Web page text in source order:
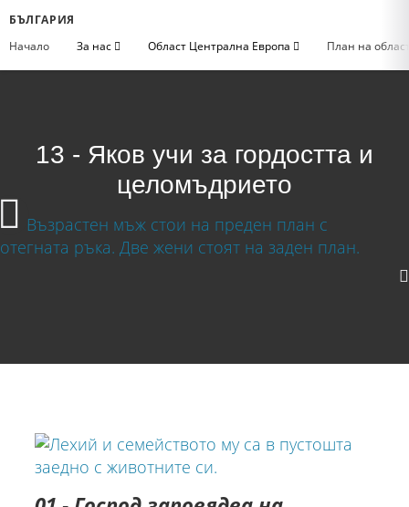
БЪЛГАРИЯ
Начало
За нас Област Централна Европа План на
13 - Яков учи за гордостта и
целомъдрието